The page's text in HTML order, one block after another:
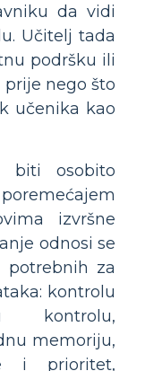
da vidi
Učitelj tada
podršku ili
nego što
učenika kao
biti osobito
izvršne
odnosi se
potrebnih za
kontrolu
kontrolu,
memoriju,
i prioritet,